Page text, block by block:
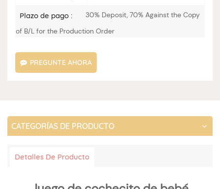
Plazo de pago :
30% Deposit, 70% Against the Copy
of B/L for the Production Order
PREGUNTE AHORA
CATEGORÍAS DE PRODUCTO
Detalles De Producto